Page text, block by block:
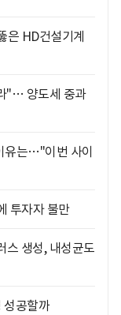
은 HD건설기계
"… 양도세 중과
유는…"이번 사이
투자자 불만
스 생성, 내성균도
성공할까